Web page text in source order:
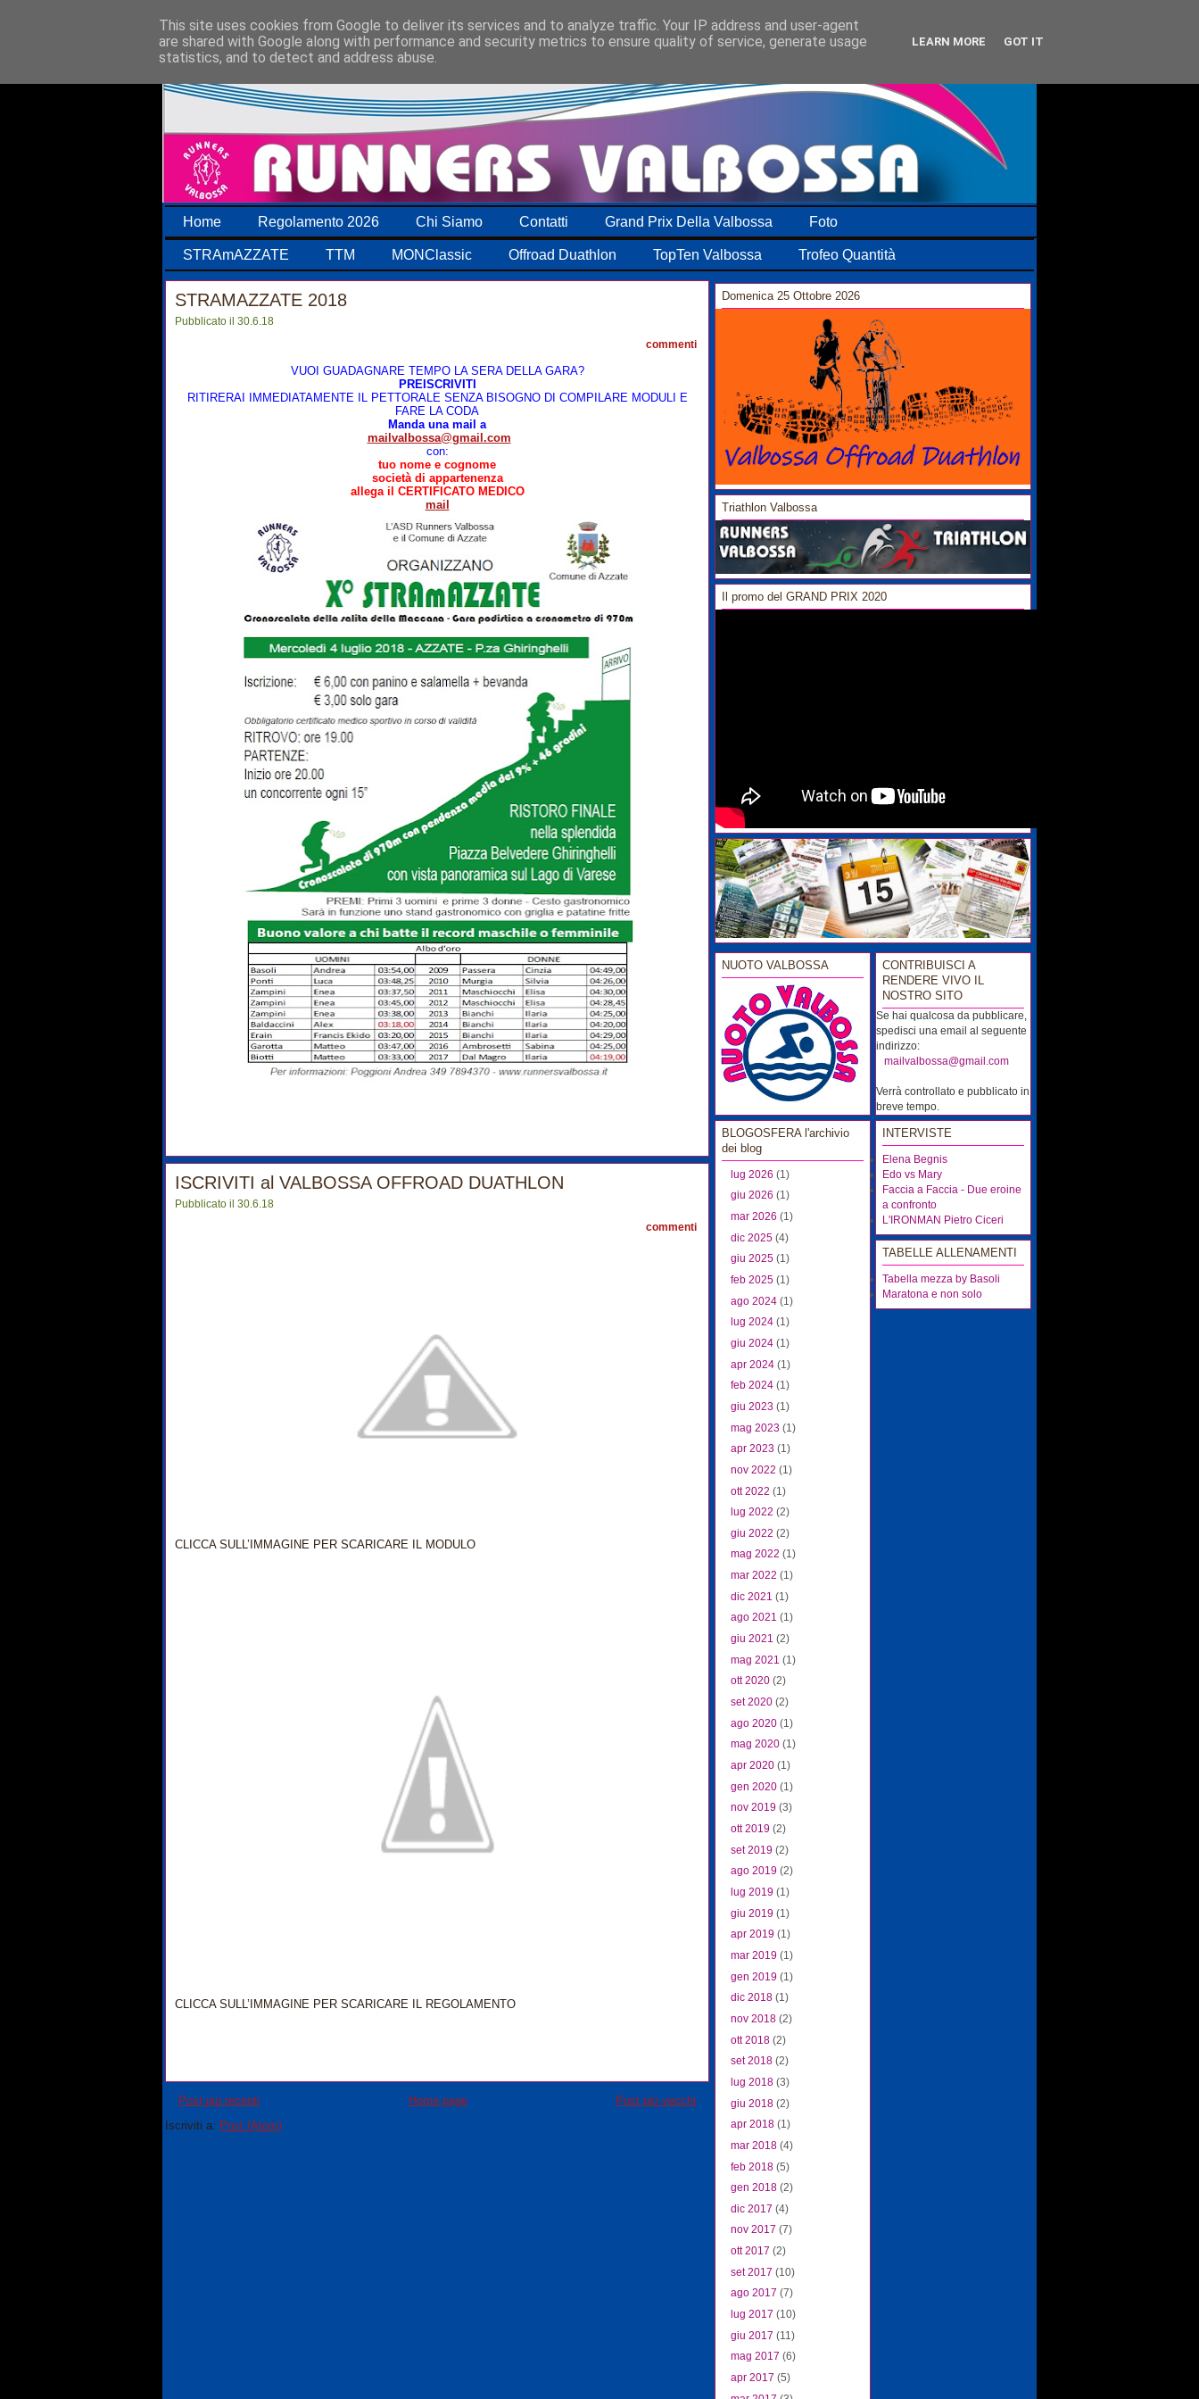
Home Regolamento 2026 Chi Siamo Contatti Grand Prix Della Valbossa Foto
STRAmAZZATE TTM MONClassic Offroad Duathlon TopTen Valbossa Trofeo Quantità
STRAMAZZATE 2018
Pubblicato il 30.6.18
commenti
VUOI GUADAGNARE TEMPO LA SERA DELLA GARA?
PREISCRIVITI
RITIRERAI IMMEDIATAMENTE IL PETTORALE SENZA BISOGNO DI COMPILARE MODULI E
FARE LA CODA
Manda una mail a
mailvalbossa@gmail.com
con:
tuo nome e cognome
società di appartenenza
allega il CERTIFICATO MEDICO
mail
ISCRIVITI al VALBOSSA OFFROAD DUATHLON
Pubblicato il 30.6.18
commenti
CLICCA SULL’IMMAGINE PER SCARICARE IL MODULO
CLICCA SULL’IMMAGINE PER SCARICARE IL REGOLAMENTO
Post più recenti Post più vecchi
Home page
Iscriviti a: Post (Atom)
Domenica 25 Ottobre 2026
Triathlon Valbossa
Il promo del GRAND PRIX 2020
NUOTO VALBOSSA
BLOGOSFERA l'archivio
dei blog
lug 2026 (1)
giu 2026 (1)
mar 2026 (1)
dic 2025 (4)
giu 2025 (1)
feb 2025 (1)
ago 2024 (1)
lug 2024 (1)
giu 2024 (1)
apr 2024 (1)
feb 2024 (1)
giu 2023 (1)
mag 2023 (1)
apr 2023 (1)
nov 2022 (1)
ott 2022 (1)
lug 2022 (2)
giu 2022 (2)
mag 2022 (1)
mar 2022 (1)
dic 2021 (1)
ago 2021 (1)
giu 2021 (2)
mag 2021 (1)
ott 2020 (2)
set 2020 (2)
ago 2020 (1)
mag 2020 (1)
apr 2020 (1)
gen 2020 (1)
nov 2019 (3)
ott 2019 (2)
set 2019 (2)
ago 2019 (2)
lug 2019 (1)
giu 2019 (1)
apr 2019 (1)
mar 2019 (1)
gen 2019 (1)
dic 2018 (1)
nov 2018 (2)
ott 2018 (2)
set 2018 (2)
lug 2018 (3)
giu 2018 (2)
apr 2018 (1)
mar 2018 (4)
feb 2018 (5)
gen 2018 (2)
dic 2017 (4)
nov 2017 (7)
ott 2017 (2)
set 2017 (10)
ago 2017 (7)
lug 2017 (10)
giu 2017 (11)
mag 2017 (6)
apr 2017 (5)
CONTRIBUISCI A
RENDERE VIVO IL
NOSTRO SITO
Se hai qualcosa da pubblicare,
spedisci una email al seguente
indirizzo:
mailvalbossa@gmail.com
Verrà controllato e pubblicato in
breve tempo.
INTERVISTE
Elena Begnis
Edo vs Mary
Faccia a Faccia - Due eroine
a confronto
L'IRONMAN Pietro Ciceri
TABELLE ALLENAMENTI
Tabella mezza by Basoli
Maratona e non solo
This site uses cookies from Google to deliver its services and to analyze traffic. Your IP address and user-agent
are shared with Google along with performance and security metrics to ensure quality of service, generate usage
statistics, and to detect and address abuse.
LEARN MORE GOT IT